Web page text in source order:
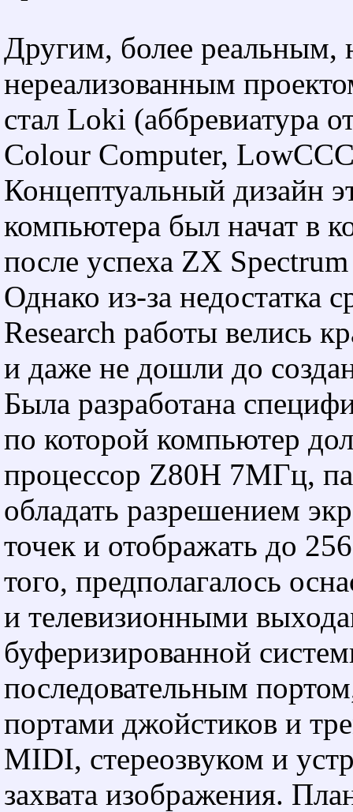
Другим, более реальным,
нереализованным
стал Loki (аббревиатура
Colour Computer,
Концептуальный дизайн
компьютера был начат в
после успеха ZX
Однако из-за недостатка
Research работы велись
и даже не дошли до
Была разработана
по которой компьютер
процессор Z80H 7МГц,
обладать разрешением
точек и отображать до
того, предполагалось
и телевизионными
буферизированной
последовательным
портами джойстиков и
MIDI, стереозвуком и
захвата изображения.